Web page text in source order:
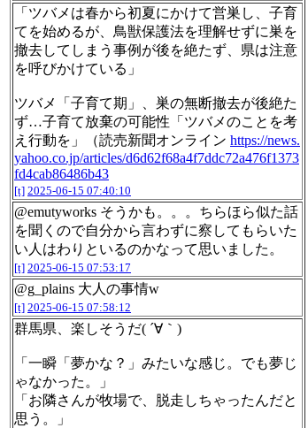
「ツバメは春から初夏にかけて営巣し、子育
てを始めるが、鳥獣保護法を理解せずに巣を
撤去してしまう事例が後を絶たず、県は注意
を呼びかけている」
ツバメ「子育て期」、巣の無断撤去が後絶た
ず…子育て放棄の可能性「ツバメのことを考
え行動を」（読売新聞オンライン https://news.
yahoo.co.jp/articles/d6d62f68a4f7ddc72a476f1373
fd4cab86486b43
[t] 2025-06-15 07:40:10
@emutyworks そうかも。。。ちらほら似た話
を聞くので自分から言わずに察してもらいた
い人はわりといるのかなって思いました。
[t] 2025-06-15 07:53:17
@g_plains 大人の事情w
[t] 2025-06-15 07:58:12
群馬県、楽しそうだ( ´∀｀)
「一瞬「夢かな？」みたいな感じ。でも夢じ
ゃなかった。」
「お隣さんが牧場で、脱走しちゃったんだと
思う。」